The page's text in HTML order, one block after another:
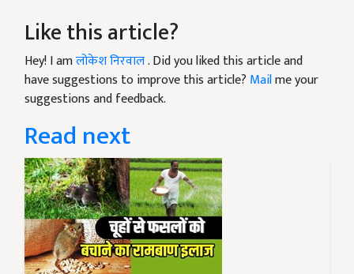
Like this article?
Hey! I amलोकेश निरवाल. Did you liked this article and
have suggestions to improve this article? Mailme your
suggestions and feedback.
Read next